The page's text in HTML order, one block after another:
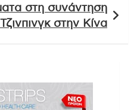
στη συνάντηση
στην Κίνα